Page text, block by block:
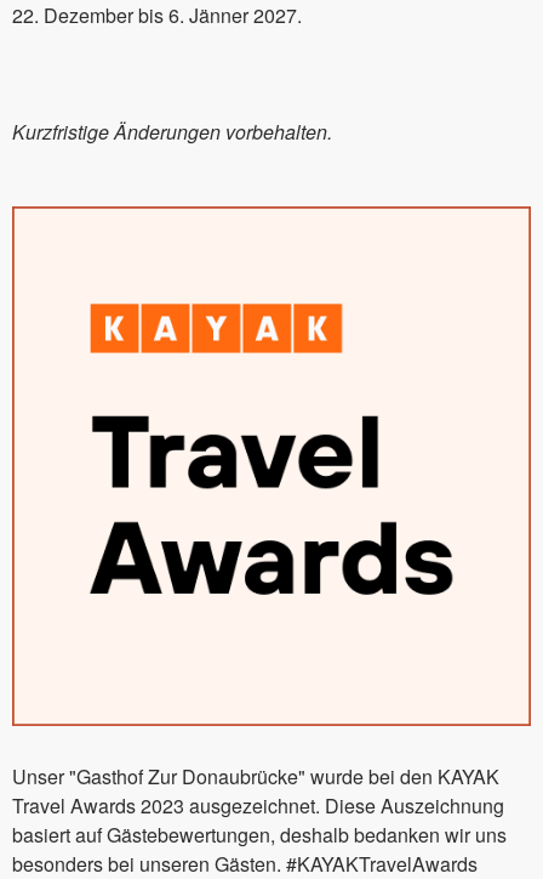
22. Dezember bis 6. Jänner 2027.
Kurzfristige Änderungen vorbehalten.
Unser "Gasthof Zur Donaubrücke" wurde bei den KAYAK
Travel Awards 2023 ausgezeichnet. Diese Auszeichnung
basiert auf Gästebewertungen, deshalb bedanken wir uns
besonders bei unseren Gästen. #KAYAKTravelAwards